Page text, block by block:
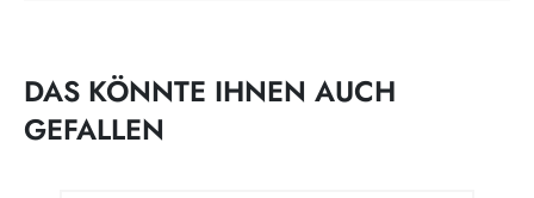
DAS KÖNNTE IHNEN AUCH
GEFALLEN